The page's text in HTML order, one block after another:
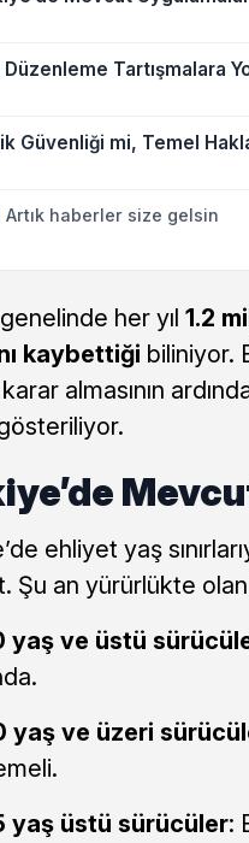
Düzenleme Tartışmalara
Güvenliği mi, Temel
Artık haberler size gelsin
her yıl 1.2
kaybettiği biliniyor.
karar almasının
ehliyet yaş
Şu an yürürlükte
yaş ve üstü
yaş ve üzeri
yaş üstü sürücüler: